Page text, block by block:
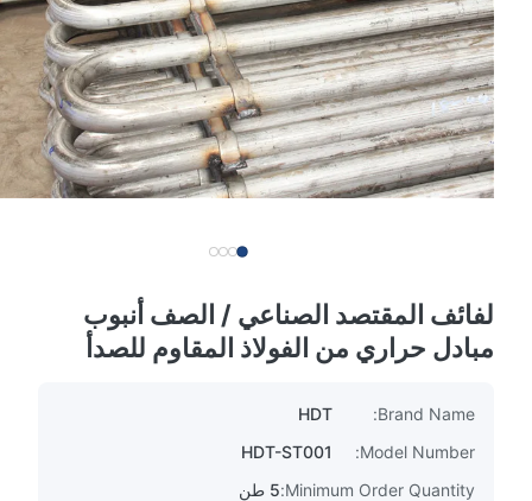
لفائف المقتصد الصناعي / الصف أنبوب
مبادل حراري من الفولاذ المقاوم للصدأ
Brand Name:
Model Number:
HDT-ST001
Minimum Order Quantity: 5 طن